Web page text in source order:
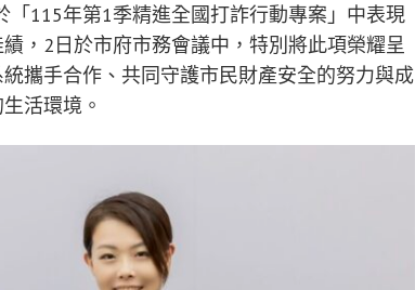
「115年第1季精進全國打詐行動專案」中表現
，2日於市府市務會議中，特別將此項榮耀呈
攜手合作、共同守護市民財產安全的努力與成
活環境。